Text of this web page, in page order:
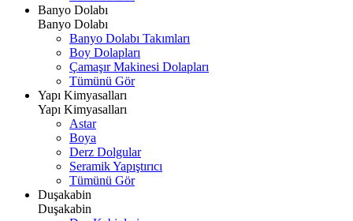
Banyo Dolabı
Banyo Dolabı
Banyo Dolabı Takımları
Boy Dolapları
Çamaşır Makinesi Dolapları
Tümünü Gör
Yapı Kimyasalları
Yapı Kimyasalları
Astar
Boya
Derz Dolgular
Seramik Yapıştırıcı
Tümünü Gör
Duşakabin
Duşakabin